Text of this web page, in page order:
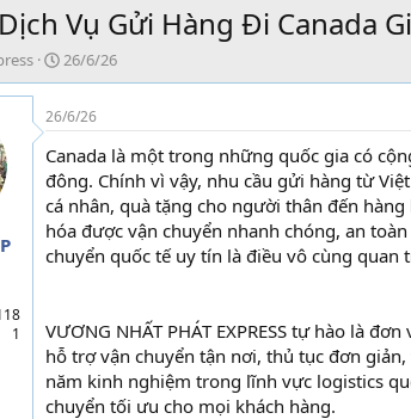
Dịch Vụ Gửi Hàng Đi Canada
N
g
y
ử
i
26/6/26
1
26/6/26
Canada là một trong những quốc gia có
đông. Chính vì vậy, nhu cầu gửi hàng từ
cá nhân, quà tặng cho người thân đến
hóa được vận chuyển nhanh chóng, an
chuyển quốc tế uy tín là điều vô cùng quan
VƯƠNG NHẤT PHÁT EXPRESS tự hào là
hỗ trợ vận chuyển tận nơi, thủ tục đơn
năm kinh nghiệm trong lĩnh vực logistics
chuyển tối ưu cho mọi khách hàng.